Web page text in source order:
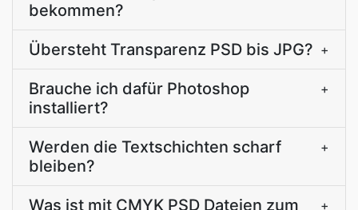
bekommen?
Übersteht Transparenz PSD bis JPG? +
Brauche ich dafür Photoshop
installiert?
+
Werden die Textschichten scharf
bleiben?
+
Was ist mit CMYK PSD Dateien zum
+